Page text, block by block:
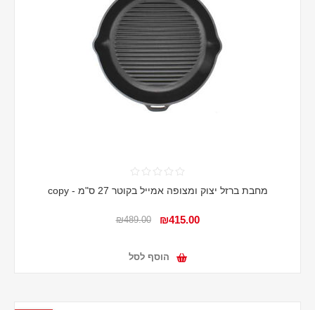
מחבת ברזל יצוק ומצופה אמייל בקוטר 27 ס"מ - copy
₪415.00
₪489.00
הוסף לסל